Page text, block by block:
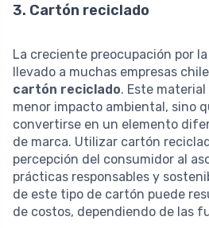
3. Cartón reciclado
La creciente preocupación por
llevado a muchas empresas
cartón reciclado. Este
menor impacto ambiental, sino
convertirse en un elemento
de marca. Utilizar cartón
percepción del consumidor al
prácticas responsables y
de este tipo de cartón puede
de costos, dependiendo de las